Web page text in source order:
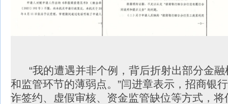
“我的遭遇并非个例，背后折射出部分金融
和监管环节的薄弱点。”闫进章表示，招商银
诈签约、虚假审核、资金监管缺位等方式，